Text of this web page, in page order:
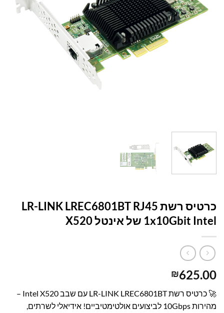
כרטיס רשת LR-LINK LREC6801BT RJ45
1x10Gbit Intel של אינטל X520
₪625.00
🚀 כרטיס רשת LR-LINK LREC6801BT עם שבב Intel X520 –
מהירות 10Gbps לביצועים אולטימטיביים! אידיאלי לשרתים,